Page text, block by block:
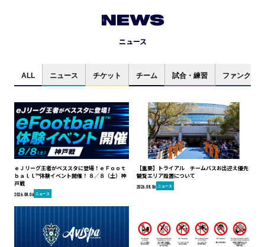
NEWS
ニュース
ALL ニュース チケット チーム 試合・練習 ファンクラブ
ｅＪリーグ王者がベススタに登場！ｅＦｏｏｔ
ｂａｌｌ™体験イベント開催！ ８／８（土）神
戸戦
2026.08.06 ニュース
【重要】トライアル チームバスお出迎え優先
観覧エリア設置について
2026.08.06 ニュース